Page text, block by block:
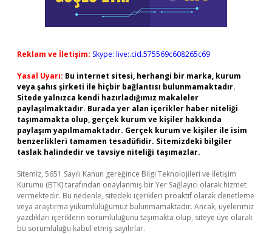
Reklam ve İletişim: Skype: live:.cid.575569c608265c69
Yasal Uyarı: Bu internet sitesi, herhangi bir marka, kurum
veya şahıs şirketi ile hiçbir bağlantısı bulunmamaktadır.
Sitede yalnızca kendi hazırladığımız makaleler
paylaşılmaktadır. Burada yer alan içerikler haber niteliği
taşımamakta olup, gerçek kurum ve kişiler hakkında
paylaşım yapılmamaktadır. Gerçek kurum ve kişiler ile isim
benzerlikleri tamamen tesadüfidir. Sitemizdeki bilgiler
taslak halindedir ve tavsiye niteliği taşımazlar.
Sitemiz, 5651 Sayılı Kanun gereğince Bilgi Teknolojileri ve İletişim
Kurumu (BTK) tarafından onaylanmış bir Yer Sağlayıcı olarak hizmet
vermektedir. Bu nedenle, sitedeki içerikleri proaktif olarak denetleme
veya araştırma yükümlülüğümüz bulunmamaktadır. Ancak, üyelerimiz
yazdıkları içeriklerin sorumluluğunu taşımakta olup, siteye üye olarak
bu sorumluluğu kabul etmiş sayılırlar.